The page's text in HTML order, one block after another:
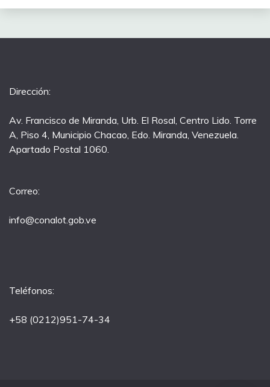
Dirección:
Av. Francisco de Miranda, Urb. El Rosal, Centro Lido. Torre
A, Piso 4, Municipio Chacao, Edo. Miranda, Venezuela.
Apartado Postal 1060.
Correo:
info@conalot.gob.ve
Teléfonos:
+58 (0212)951-74-34